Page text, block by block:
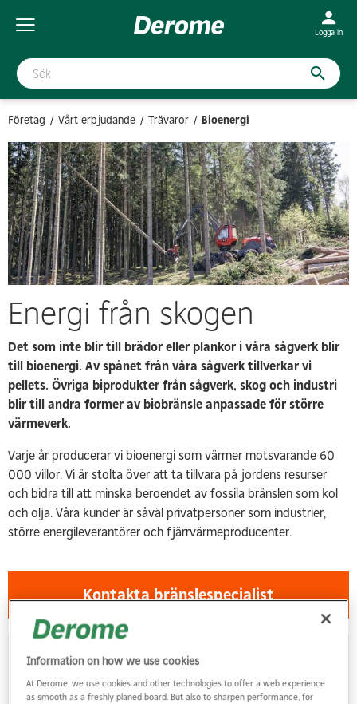
Logga in
Företag Vårt erbjudande Trävaror Bioenergi
Energi från skogen
Det som inte blir till brädor eller plankor i våra sågverk blir
till bioenergi. Av spånet från våra sågverk tillverkar vi
pellets. Övriga biprodukter från sågverk, skog och industri
blir till andra former av biobränsle anpassade för större
värmeverk.
Varje år producerar vi bioenergi som värmer motsvarande 60
000 villor. Vi är stolta över att ta tillvara på jordens resurser
och bidra till att minska beroendet av fossila bränslen som kol
och olja. Våra kunder är såväl privatpersoner som industrier,
större energileverantörer och fjärrvärmeproducenter.
Kontakta bränslespecialist
Vill du veta mer om hur du kan klimatoptimera
din uppvärmning?
Information on how we use cookies
At Derome, we use cookies and other technologies to offer a web experience
as smooth as a freshly planed board. But also to sharpen performance, for